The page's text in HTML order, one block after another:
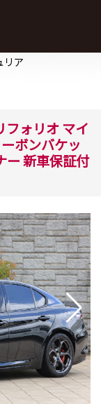
リア
フォリオ マイ
ボンバケッ
ー 新車保証付